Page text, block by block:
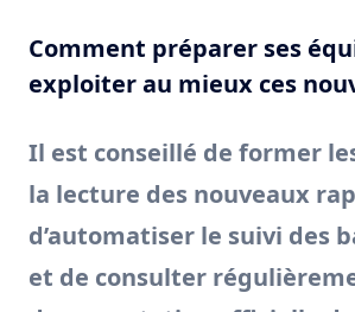
Comment préparer ses
exploiter au mieux ces
Il est conseillé de former
la lecture des nouveaux
d’automatiser le suivi des
et de consulter